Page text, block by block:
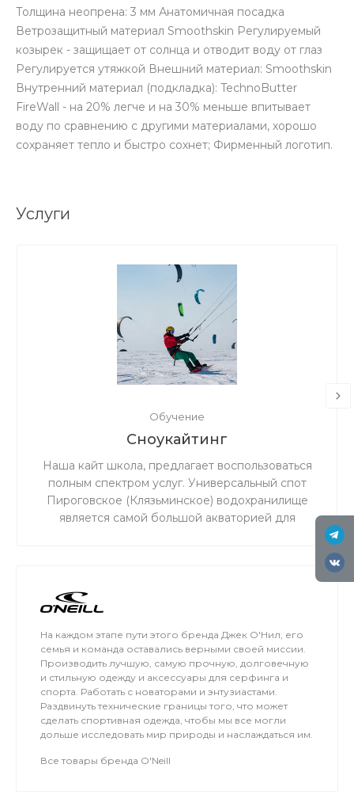
Толщина неопрена: 3 мм Анатомичная посадка
Ветрозащитный материал Smoothskin Регулируемый
козырек - защищает от солнца и отводит воду от глаз
Регулируется утяжкой Внешний материал: Smoothskin
Внутренний материал (подкладка): TechnoButter
FireWall - на 20% легче и на 30% меньше впитывает
воду по сравнению с другими материалами, хорошо
сохраняет тепло и быстро сохнет; Фирменный логотип.
Услуги
Обучение
Сноукайтинг
Наша кайт школа, предлагает воспользоваться
полным спектром услуг. Универсальный спот
Пироговское (Клязьминское) водохранилище
является самой большой акваторией для
На каждом этапе пути этого бренда Джек О'Нил, его
семья и команда оставались верными своей миссии.
Производить лучшую, самую прочную, долговечную
и стильную одежду и аксессуары для серфинга и
спорта. Работать с новаторами и энтузиастами.
Раздвинуть технические границы того, что может
сделать спортивная одежда, чтобы мы все могли
дольше исследовать мир природы и наслаждаться им.
Все товары бренда O'Neill